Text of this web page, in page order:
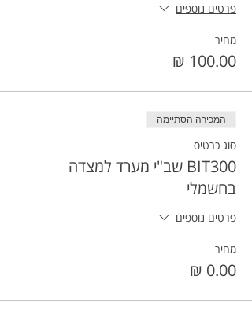
פרטים נוספים
מחיר
המכירה הסתיימה
סוג כרטיס
BIT300 שב"י מערד למצדה
בחשמלי
פרטים נוספים
מחיר